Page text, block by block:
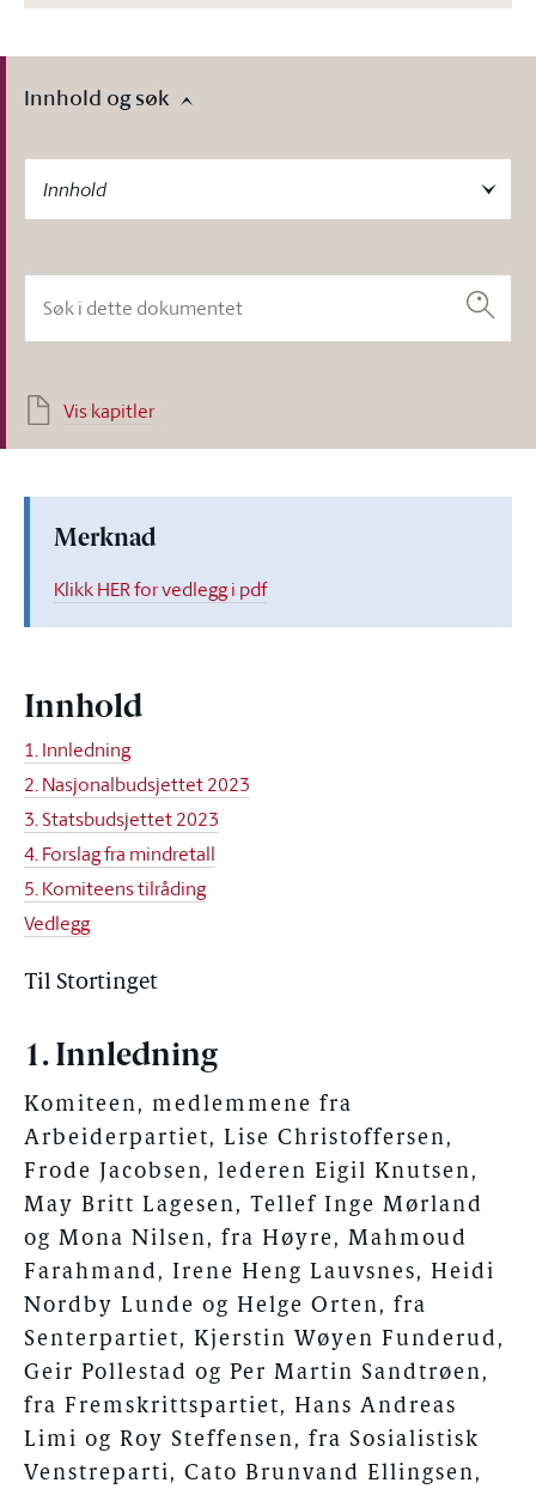
Innhold og søk
Innhold
Søk
Vis kapitler
Merknad
Klikk HER for vedlegg i pdf
Innhold
1. Innledning
2. Nasjonalbudsjettet 2023
3. Statsbudsjettet 2023
4. Forslag fra mindretall
5. Komiteens tilråding
Vedlegg
Til Stortinget
1. Innledning
Komiteen, medlemmene fra
Arbeiderpartiet, Lise Christoffersen,
Frode Jacobsen, lederen Eigil Knutsen,
May Britt Lagesen, Tellef Inge Mørland
og Mona Nilsen, fra Høyre, Mahmoud
Farahmand, Irene Heng Lauvsnes, Heidi
Nordby Lunde og Helge Orten, fra
Senterpartiet, Kjerstin Wøyen Funderud,
Geir Pollestad og Per Martin Sandtrøen,
fra Fremskrittspartiet, Hans Andreas
Limi og Roy Steffensen, fra Sosialistisk
Venstreparti, Cato Brunvand Ellingsen,